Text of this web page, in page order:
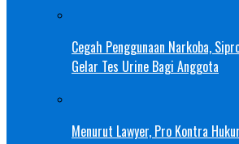
Cegah Penggunaan Narkoba,
Gelar Tes Urine Bagi Anggota
Menurut Lawyer, Pro Kontra